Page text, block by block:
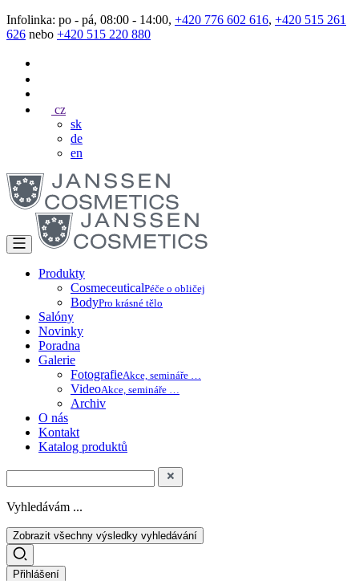
Infolinka: po - pá, 08:00 - 14:00, +420 776 602 616, +420 515 261
626 nebo +420 515 220 880
cz
sk
de
en
Produkty
CosmeceuticalPéče o obličej
BodyPro krásné tělo
Salóny
Novinky
Poradna
Galerie
FotografieAkce, semináře …
VideoAkce, semináře …
Archiv
O nás
Kontakt
Katalog produktů
Vyhledávám ...
Zobrazit všechny výsledky vyhledávání
Přihlášení